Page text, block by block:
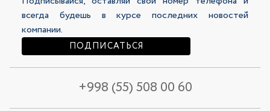
289 000 сум 136 500 сум 289 000 сум
всегда будешь в курсе последних новостей
компании.
ПОДПИСАТЬСЯ
+998 (55) 508 00 60